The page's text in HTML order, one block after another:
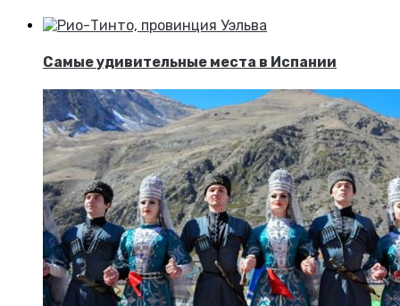
Самые удивительные места в Испании